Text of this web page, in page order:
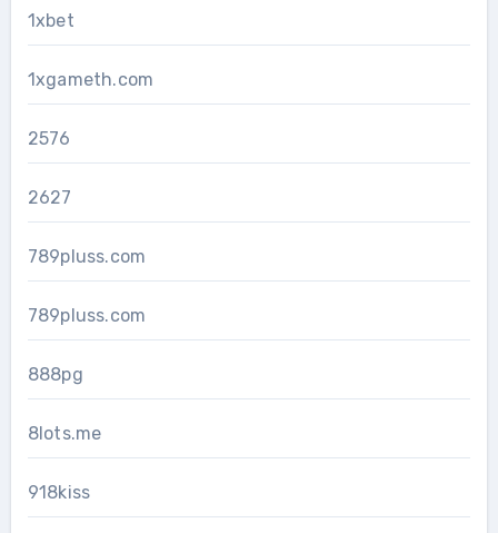
1xbet
1xgameth.com
2576
2627
789pluss.com
789pluss.com
888pg
8lots.me
918kiss